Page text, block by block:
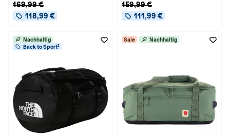
169,99 €
118,99 €
159,99 €
111,99 €
Nachhaltig
Back to Sport²
Sale Nachhaltig